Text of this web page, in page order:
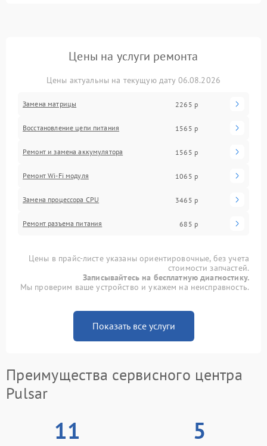
Цены на услуги ремонта
Цены актуальны на текущую дату 06.08.2026
Замена матрицы 2265 р
Восстановление цепи питания 1565 р
Ремонт и замена аккумулятора 1565 р
Ремонт Wi-Fi модуля 1065 р
Замена процессора CPU 3465 р
Ремонт разъема питания 685 р
Цены в прайс-листе указаны ориентировочные, без учета
стоимости запчастей.
Записывайтесь на бесплатную диагностику.
Мы проверим ваше устройство и укажем на неисправность.
Показать все услуги
Преимущества сервисного центра
Pulsar
11 5